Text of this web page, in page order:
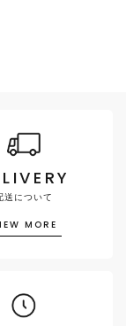
送について
MORE